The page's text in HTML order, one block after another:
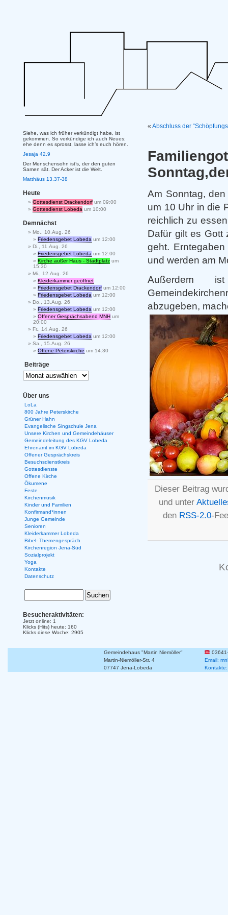
« Abschluss der
Am Sonntag,
um 10 Uhr in die
reichlich zu
Dafür gilt es
geht.
und werden am
Außerdem
abzugeben,
Dieser Beitrag
und unter
den RSS-2.0-
Siehe, was ich früher verkündigt habe, ist
gekommen. So verkündige ich auch Neues;
ehe denn es sprosst, lasse ich’s euch hören.
Jesaja 42,9
Der Menschensohn ist’s, der den guten
Samen sät. Der Acker ist die Welt.
Matthäus 13,37-38
Heute
Gottesdienst Drackendorf um 09:00
Gottesdienst Lobeda um 10:00
Demnächst
Mo., 10.Aug. 26
Friedensgebet Lobeda um 12:00
Di., 11.Aug. 26
Friedensgebet Lobeda um 12:00
Kirche außer Haus - Stadtplatz um
15:30
Mi., 12.Aug. 26
Kleiderkammer geöffnet
Friedensgebet Drackendorf um 12:00
Friedensgebet Lobeda um 12:00
Do., 13.Aug. 26
Friedensgebet Lobeda um 12:00
Offener Gesprächsabend MNH um
20:00
Fr., 14.Aug. 26
Friedensgebet Lobeda um 12:00
Sa., 15.Aug. 26
Offene Peterskirche um 14:30
Beiträge
Über uns
LoLa
800 Jahre Peterskirche
Grüner Hahn
Evangelische Singschule Jena
Unsere Kirchen und Gemeindehäuser
Gemeindeleitung des KGV Lobeda
Ehrenamt im KGV Lobeda
Offener Gesprächskreis
Besuchsdienstkreis
Gottesdienste
Offene Kirche
Ökumene
Feste
Kirchenmusik
Kinder und Familien
Konfirmand*innen
Junge Gemeinde
Senioren
Kleiderkammer Lobeda
Bibel- Themengespräch
Kirchenregion Jena-Süd
Sozialprojekt
Yoga
Kontakte
Datenschutz
Besucheraktivitäten:
Jetzt online: 1
Klicks (Hits) heute: 160
Klicks diese Woche: 2905
Gemeindehaus "Martin Niemöller"
Martin-Niemöller-Str. 4
Email:
07747 Jena-Lobeda